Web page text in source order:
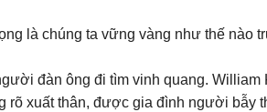
là chúng ta vững vàng như thế nào
đàn ông đi tìm vinh quang.
xuất thân, được gia đình người bẫy